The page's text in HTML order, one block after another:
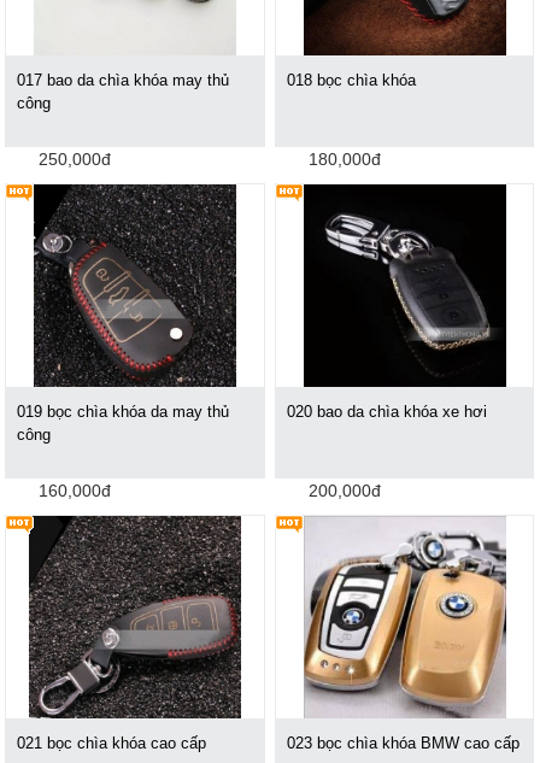
017 bao da chìa khóa may thủ
công
250,000đ
018 bọc chìa khóa
180,000đ
019 bọc chìa khóa da may thủ
công
160,000đ
020 bao da chìa khóa xe hơi
200,000đ
021 bọc chìa khóa cao cấp 023 bọc chìa khóa BMW cao cấp